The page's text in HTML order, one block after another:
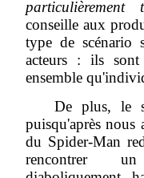
particulièrement
conseille aux
type de scénario
acteurs : ils sont
ensemble
De plus, le
puisqu'après
du Spider-Man
rencontrer